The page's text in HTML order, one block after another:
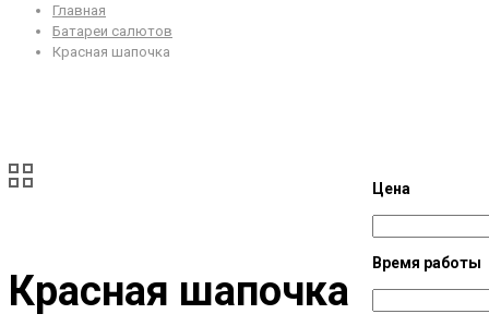
Главная
Батареи салютов
Красная шапочка
Красная шапочка
Цена
Время работы